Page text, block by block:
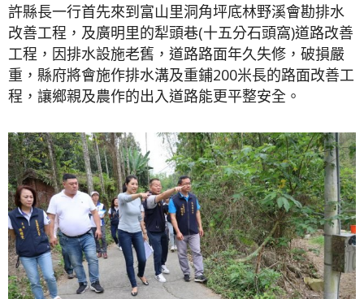
許縣長一行首先來到富山里洞角坪底林野溪會勘排水
改善工程，及廣明里的犁頭巷(十五分石頭窩)道路改善
工程，因排水設施老舊，道路路面年久失修，破損嚴
重，縣府將會施作排水溝及重鋪200米長的路面改善工
程，讓鄉親及農作的出入道路能更平整安全。